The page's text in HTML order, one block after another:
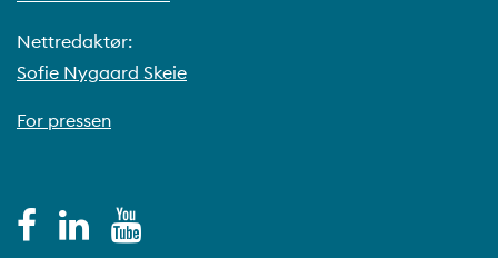
Nettredaktør:
Sofie Nygaard Skeie
For pressen